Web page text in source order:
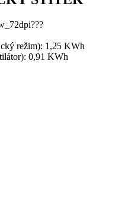
režim): 1,25 KWh
0,91 KWh